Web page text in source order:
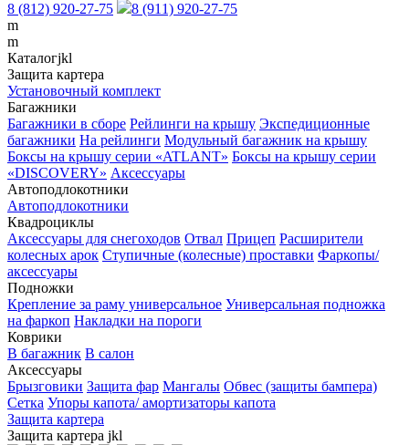
8 (812) 920-27-75
8 (911) 920-27-75
m
m
Каталогjkl
Защита картера
Установочный комплект
Багажники
Багажники в сборе Рейлинги на крышу Экспедиционные
багажники На рейлинги Модульный багажник на крышу
Боксы на крышу серии «ATLANT» Боксы на крышу серии
«DISCOVERY» Аксессуары
Автоподлокотники
Автоподлокотники
Квадроциклы
Аксессуары для снегоходов Отвал Прицеп Расширители
колесных арок Ступичные (колесные) проставки Фаркопы/
аксессуары
Подножки
Крепление за раму универсальное Универсальная подножка
на фаркоп Накладки на пороги
Коврики
В багажник В салон
Аксессуары
Брызговики Защита фар Мангалы Обвес (защиты бампера)
Сетка Упоры капота/ амортизаторы капота
Защита картера
Защита картера jkl